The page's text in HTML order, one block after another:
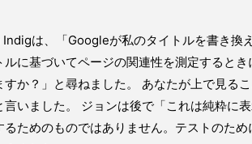
Indigは、「Googleが私のタイトルを書き換
ルに基づいてページの関連性を測定すると
すか？」と尋ねました。 あなたが上で見る
言いました。 ジョンは後で「これは純粋に
るためのものではありません。テストのた